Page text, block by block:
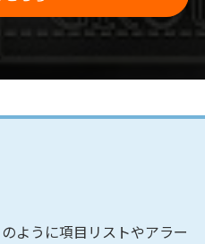
ように項目リストやアラー